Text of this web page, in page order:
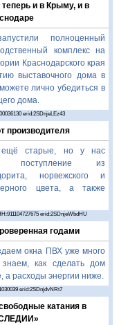
и в Крыму, и в
полноценный
комплекс на
Краснодарского края
выставочного дома в
лично убедиться в
дома.
erid:2SDnjeLEz43
производителя
старые, но у нас
поступление из
норвежского и
цвета, а также
erid:2SDnjeWbdHU
годами
окна ПВХ уже много
как сделать дом
а расходы энергии ниже.
erid:2SDnjdvNRt7
катания в